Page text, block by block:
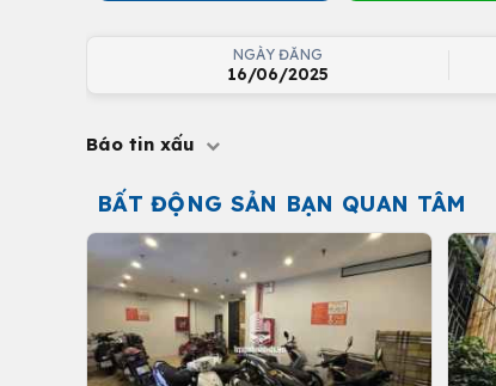
NGÀY ĐĂNG
16/06/2025
Báo tin xấu
BẤT ĐỘNG SẢN BẠN QUAN TÂM